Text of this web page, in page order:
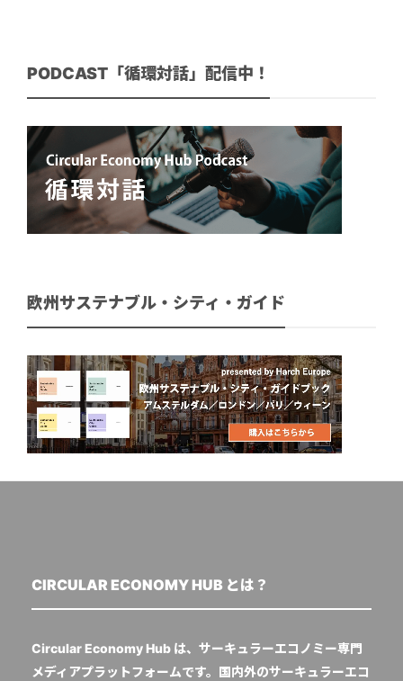
PODCAST「循環対話」配信中！
欧州サステナブル・シティ・ガイド
CIRCULAR ECONOMY HUB とは？
Circular Economy Hub は、サーキュラーエコノミー専門
メディアプラットフォームです。国内外のサーキュラーエコ